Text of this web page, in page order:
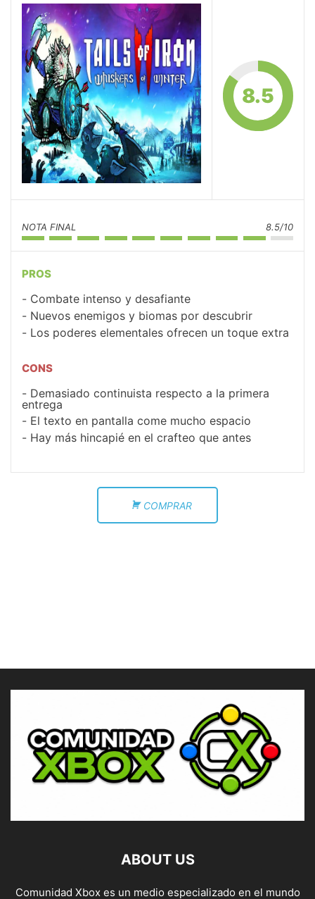
8.5
NOTA FINAL 8.5/10
PROS
Combate intenso y desafiante
Nuevos enemigos y biomas por descubrir
Los poderes elementales ofrecen un toque extra
CONS
Demasiado continuista respecto a la primera
entrega
El texto en pantalla come mucho espacio
Hay más hincapié en el crafteo que antes
COMPRAR
ABOUT US
Comunidad Xbox es un medio especializado en el mundo